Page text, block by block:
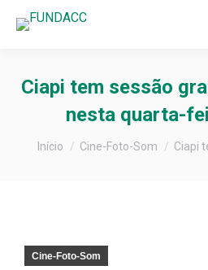
Ciapi tem sessão
nesta quarta-
Você está aqui:
Início Cine-Foto-Som Ciapi
Cine-Foto-Som